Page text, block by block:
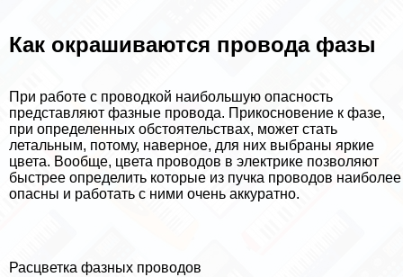
Как окрашиваются провода фазы
При работе с проводкой наибольшую опасность
представляют фазные провода. Прикосновение к фазе,
при определенных обстоятельствах, может стать
летальным, потому, наверное, для них выбраны яркие
цвета. Вообще, цвета проводов в электрике позволяют
быстрее определить которые из пучка проводов наиболее
опасны и работать с ними очень аккуратно.
Расцветка фазных проводов